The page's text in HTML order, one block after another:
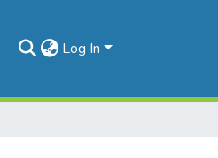
Log In